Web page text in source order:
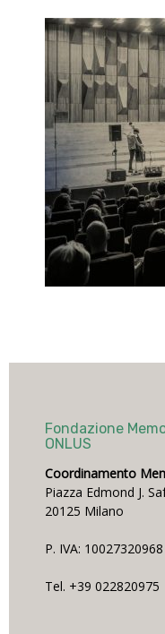
Fondazione
ONLUS
Coordinamento
Piazza Edmond J.
20125 Milano
P. IVA: 10027320968
Tel. +39 022820975